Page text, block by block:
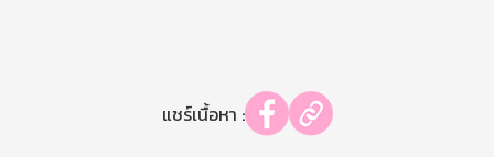
แชร์เนื้อหา :